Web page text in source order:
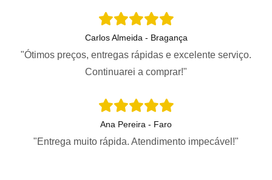
Carlos Almeida - Bragança
"Ótimos preços, entregas rápidas e excelente serviço.
Continuarei a comprar!"
Ana Pereira - Faro
"Entrega muito rápida. Atendimento impecável!"